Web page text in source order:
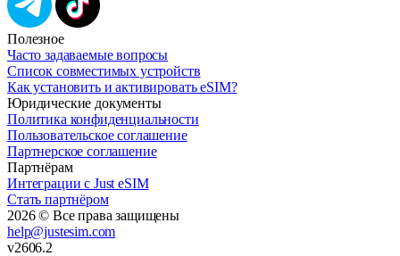
Полезное
Часто задаваемые вопросы
Список совместимых устройств
Как установить и активировать eSIM?
Юридические документы
Политика конфиденциальности
Пользовательское соглашение
Партнерское соглашение
Партнёрам
Интеграции с Just eSIM
Стать партнёром
2026 © Все права защищены
help@justesim.com
v2606.2